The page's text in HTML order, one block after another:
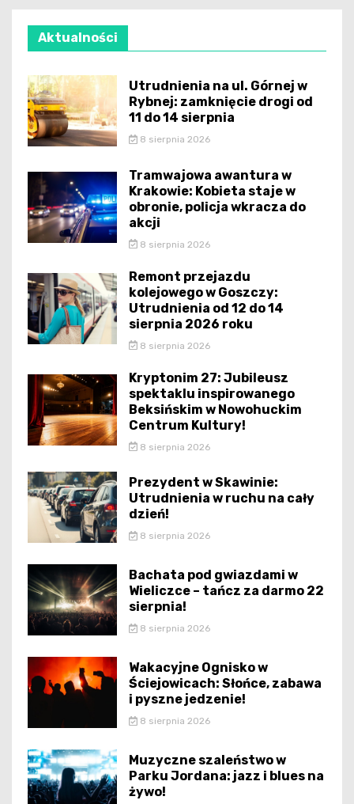
Aktualności
Utrudnienia na ul. Górnej w
Rybnej: zamknięcie drogi od
11 do 14 sierpnia
8 sierpnia 2026
Tramwajowa awantura w
Krakowie: Kobieta staje w
obronie, policja wkracza do
akcji
8 sierpnia 2026
Remont przejazdu
kolejowego w Goszczy:
Utrudnienia od 12 do 14
sierpnia 2026 roku
8 sierpnia 2026
Kryptonim 27: Jubileusz
spektaklu inspirowanego
Beksińskim w Nowohuckim
Centrum Kultury!
8 sierpnia 2026
Prezydent w Skawinie:
Utrudnienia w ruchu na cały
dzień!
8 sierpnia 2026
Bachata pod gwiazdami w
Wieliczce – tańcz za darmo 22
sierpnia!
8 sierpnia 2026
Wakacyjne Ognisko w
Ściejowicach: Słońce, zabawa
i pyszne jedzenie!
8 sierpnia 2026
Muzyczne szaleństwo w
Parku Jordana: jazz i blues na
żywo!